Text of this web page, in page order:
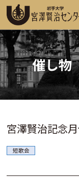
催し物
宮澤賢治記念
短歌会